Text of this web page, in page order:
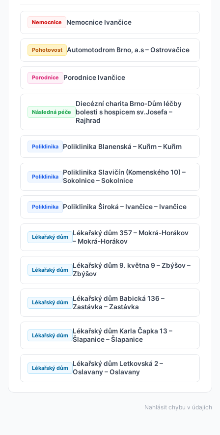
Nemocnice Nemocnice Ivančice
Pohotovost Automotodrom Brno, a.s – Ostrovačice
Porodnice Porodnice Ivančice
Následná péče
Diecézní charita Brno-Dům léčby
bolesti s hospicem sv.Josefa –
Rajhrad
Poliklinika Poliklinika Blanenská – Kuřim – Kuřim
Poliklinika
Poliklinika Slavičín (Komenského 10) –
Sokolnice – Sokolnice
Poliklinika Poliklinika Široká – Ivančice – Ivančice
Lékařský dům
Lékařský dům 357 – Mokrá-Horákov
– Mokrá-Horákov
Lékařský dům
Lékařský dům 9. května 9 – Zbýšov –
Zbýšov
Lékařský dům
Lékařský dům Babická 136 –
Zastávka – Zastávka
Lékařský dům
Lékařský dům Karla Čapka 13 –
Šlapanice – Šlapanice
Lékařský dům
Lékařský dům Letkovská 2 –
Oslavany – Oslavany
Nahlásit chybu v údajích